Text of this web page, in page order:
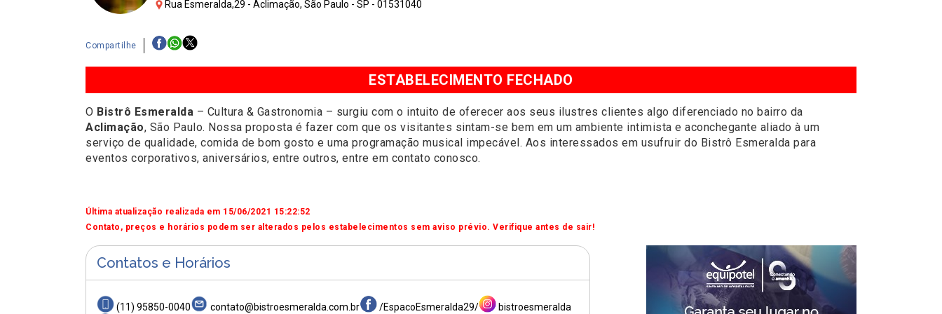
Rua Esmeralda,29 - Aclimação, São Paulo - SP - 01531040
Compartilhe
ESTABELECIMENTO FECHADO
O Bistrô Esmeralda – Cultura & Gastronomia – surgiu com o intuito de oferecer aos seus ilustres clientes algo diferenciado no bairro da
Aclimação, São Paulo. Nossa proposta é fazer com que os visitantes sintam-se bem em um ambiente intimista e aconchegante aliado à um
serviço de qualidade, comida de bom gosto e uma programação musical impecável. Aos interessados em usufruir do Bistrô Esmeralda para
eventos corporativos, aniversários, entre outros, entre em contato conosco.
Última atualização realizada em 15/06/2021 15:22:52
Contato, preços e horários podem ser alterados pelos estabelecimentos sem aviso prévio. Verifique antes de sair!
Contatos e Horários
(11) 95850-0040 contato@bistroesmeralda.com.br /EspacoEsmeralda29/ bistroesmeralda